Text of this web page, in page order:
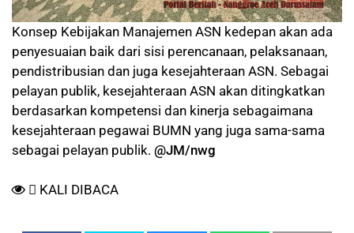
Konsep Kebijakan Manajemen ASN kedepan akan ada
penyesuaian baik dari sisi perencanaan, pelaksanaan,
pendistribusian dan juga kesejahteraan ASN. Sebagai
pelayan publik, kesejahteraan ASN akan ditingkatkan
berdasarkan kompetensi dan kinerja sebagaimana
kesejahteraan pegawai BUMN yang juga sama-sama
sebagai pelayan publik. @JM/nwg
KALI DIBACA